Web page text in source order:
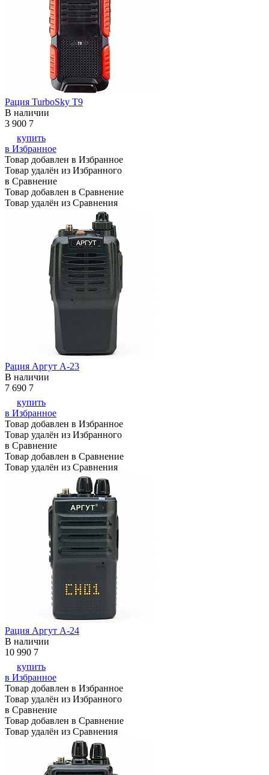
Рация TurboSky T9
В наличии
3 900 7
купить
в Избранное
Товар добавлен в Избранное
Товар удалён из Избранного
в Сравнение
Товар добавлен в Сравнение
Товар удалён из Сравнения
Рация Аргут А-23
В наличии
7 690 7
купить
в Избранное
Товар добавлен в Избранное
Товар удалён из Избранного
в Сравнение
Товар добавлен в Сравнение
Товар удалён из Сравнения
Рация Аргут А-24
В наличии
10 990 7
купить
в Избранное
Товар добавлен в Избранное
Товар удалён из Избранного
в Сравнение
Товар добавлен в Сравнение
Товар удалён из Сравнения